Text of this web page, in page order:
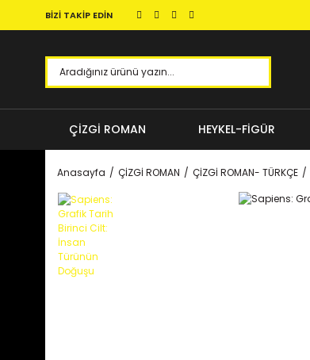
BİZİ TAKİP EDİN
ÇİZGİ ROMAN HEYKEL-FİGÜR
Anasayfa ÇİZGİ ROMAN ÇİZGİ ROMAN- TÜRKÇE